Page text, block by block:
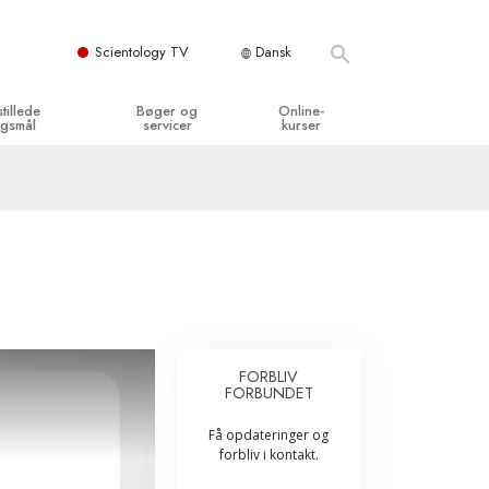
Scientology TV Dansk
Bøger og
servicer
Online-
kurser
Assister ved sygdom og skader
Integritet og ærlighed
FORBLIV
FORBUNDET
Få opdateringer og
forbliv i kontakt.